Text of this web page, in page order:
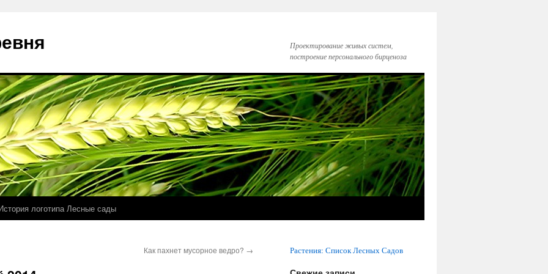
Проектирование живых систем,
построение персонального бирценоза
логотипа Лесные сады
Как пахнет мусорное ведро? → Растения: Список Лесных Садов